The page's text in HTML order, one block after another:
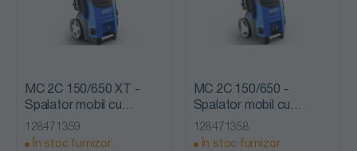
MC 2C 150/650 XT -
Spalator mobil cu
presiune, fara incalzire,
Nilfisk Alto
128471359
În stoc furnizor
MC 2C 150/650 -
Spalator mobil cu
presiune, fara incalzire,
Nilfisk Alto
128471358
În stoc furnizor